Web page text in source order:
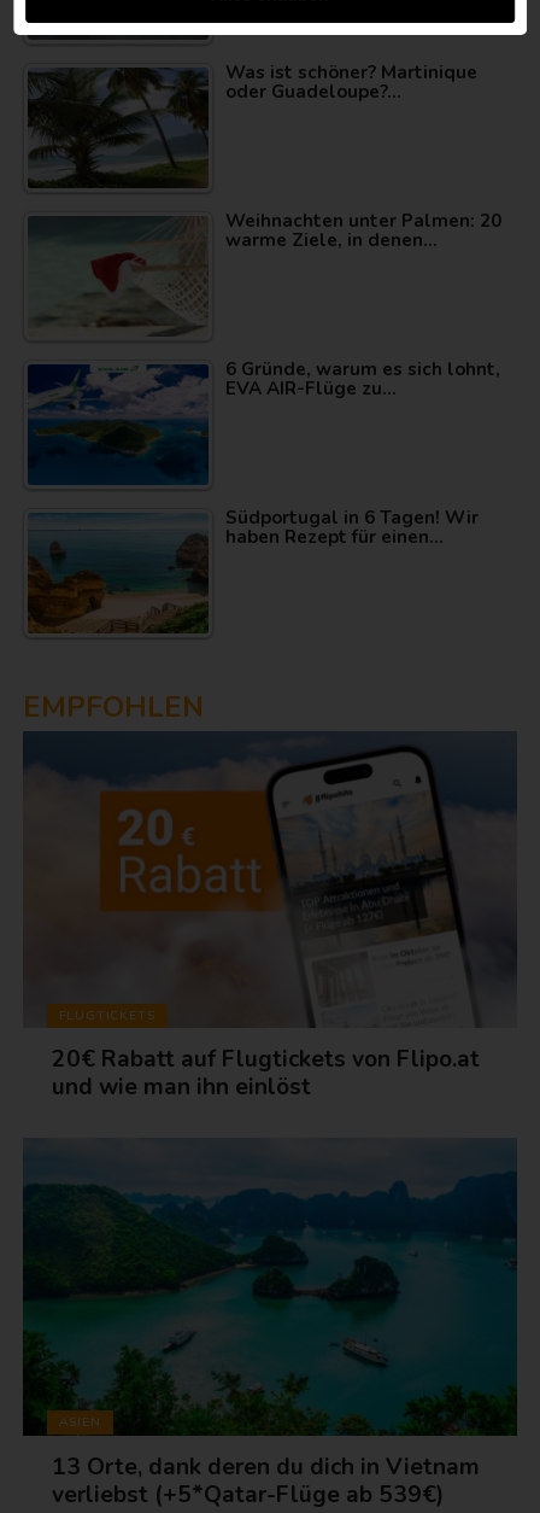
Was ist schöner? Martinique
oder Guadeloupe?…
Weihnachten unter Palmen: 20
warme Ziele, in denen…
6 Gründe, warum es sich lohnt,
EVA AIR-Flüge zu…
Südportugal in 6 Tagen! Wir
haben Rezept für einen…
EMPFOHLEN
FLUGTICKETS
20€ Rabatt auf Flugtickets von Flipo.at
und wie man ihn einlöst
ASIEN
13 Orte, dank deren du dich in Vietnam
verliebst (+5*Qatar-Flüge ab 539€)